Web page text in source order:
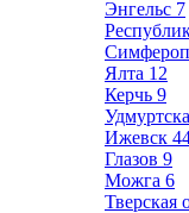
Энгельс 7
Ялта 12
Керчь 9
Ижевск
Глазов 9
Можга 6
Тверская